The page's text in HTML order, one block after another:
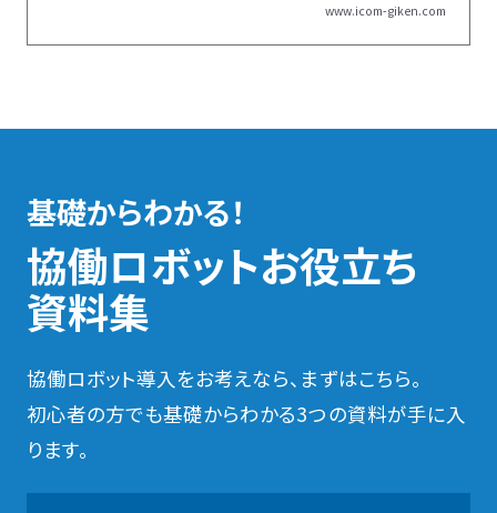
www.icom-giken.com
基礎からわかる！
協働ロボットお役立ち
資料集
協働ロボット導入をお考えなら、まずはこちら。
初心者の方でも基礎からわかる3つの資料が手に入
ります。